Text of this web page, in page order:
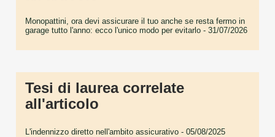
Monopattini, ora devi assicurare il tuo anche se resta fermo in
garage tutto l'anno: ecco l'unico modo per evitarlo - 31/07/2026
Tesi di laurea correlate
all'articolo
L'indennizzo diretto nell'ambito assicurativo - 05/08/2025